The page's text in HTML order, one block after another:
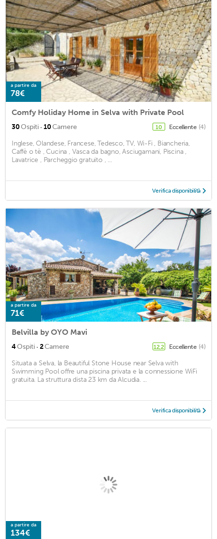
a partire da
78€
Comfy Holiday Home in Selva with Private Pool
30Ospiti · 10Camere 10 Eccellente (4)
Inglese, Olandese, Francese, Tedesco, TV, Wi-Fi , Biancheria,
Caffè o tè , Cucina , Vasca da bagno, Asciugamani, Piscina ,
Lavatrice , Parcheggio gratuito , ...
Verifica disponibilità
a partire da
71€
Belvilla by OYO Mavi
4Ospiti · 2Camere 12,2 Eccellente (4)
Situata a Selva, la Beautiful Stone House near Selva with
Swimming Pool offre una piscina privata e la connessione WiFi
gratuita. La struttura dista 23 km da Alcudia. ...
Verifica disponibilità
a partire da
134€